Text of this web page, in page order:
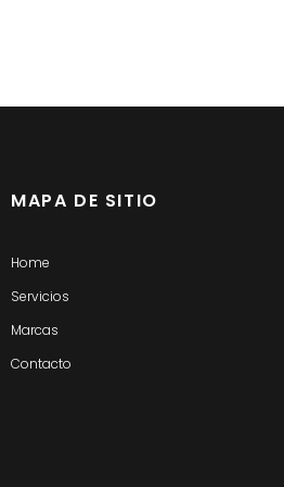
MAPA DE SITIO
Home
Servicios
Marcas
Contacto